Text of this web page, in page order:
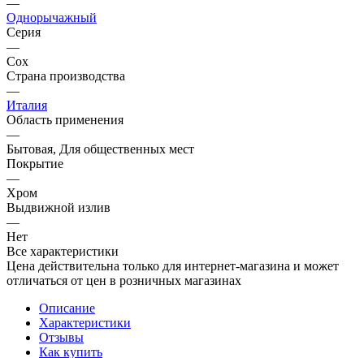
Однорычажный
Серия
—
Cox
Страна производства
—
Италия
Область применения
—
Бытовая, Для общественных мест
Покрытие
—
Хром
Выдвижной излив
—
Нет
Все характеристики
Цена действительна только для интернет-магазина и может
отличаться от цен в розничных магазинах
Описание
Характеристики
Отзывы
Как купить